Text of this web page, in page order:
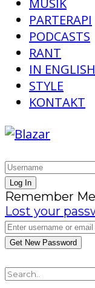
MUSIK
PARTERAPI
PODCASTS
RANT
IN ENGLISH
STYLE
KONTAKT
Remember Me
Lost your